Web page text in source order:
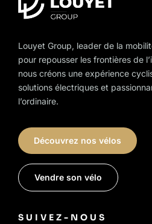
Louyet Group, leader de la
pour repousser les frontières de
nous créons une expérience
solutions électriques et
l’ordinaire.
Découvrez nos vélos
Vendre son vélo
SUIVEZ-NOUS